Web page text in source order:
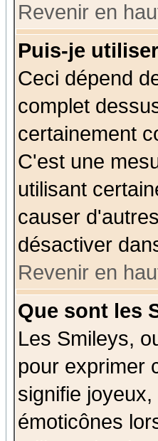
Revenir en
Puis-je
Ceci dépend
complet
certainement
C'est une
utilisant
causer
désactiver
Revenir en
Que sont les
Les Smileys,
pour exprimer
signifie
émoticônes